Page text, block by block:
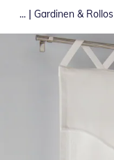
... | Gardinen & Rollos